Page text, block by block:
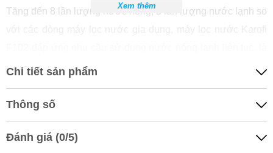
Tăng đến 8 lần lượng nước nóng, 5 lần lượng nước lạnh so
sự lựa chọn hoàn hảo cho các văn phòng, quán cafe, phòng
Nước nóng siêu tốc - Thỏa thích sử dụng
Xem thêm
Chi tiết sản phẩm
Thông số
Đánh giá (0/5)